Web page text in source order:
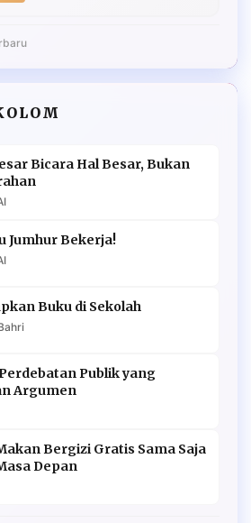
Bicara Hal Besar, Bukan
Jumhur Bekerja!
Buku di Sekolah
Publik yang
Argumen
Bergizi Gratis Sama Saja
Depan